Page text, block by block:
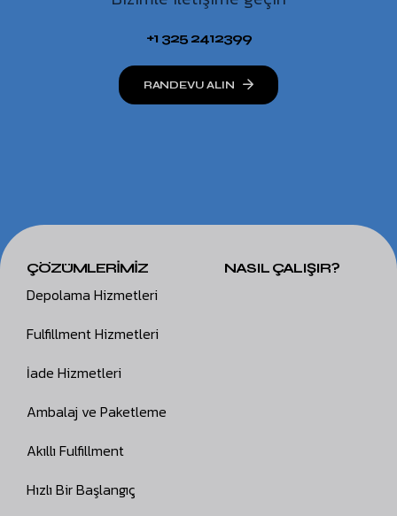
+1 325 2412399
RANDEVU ALIN
ÇÖZÜMLERİMİZ NASIL ÇALIŞIR?
Depolama Hizmetleri
Fulfillment Hizmetleri
İade Hizmetleri
Ambalaj ve Paketleme
Akıllı Fulfillment
Hızlı Bir Başlangıç